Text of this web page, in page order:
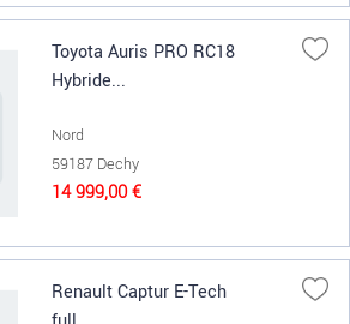
Toyota Auris PRO RC18
Hybride...
Nord
59187 Dechy
14 999,00 €
Renault Captur E-Tech